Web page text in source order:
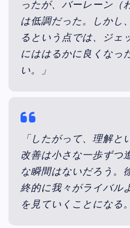
ったが、バーレーン（
は低調だった。しかし
るという点では、ジェ
にははるかに良くなっ
い。」
「したがって、理解と
改善は小さな一歩ずつ
な瞬間はないだろう。
終的に我々がライバル
を見ていくことになる